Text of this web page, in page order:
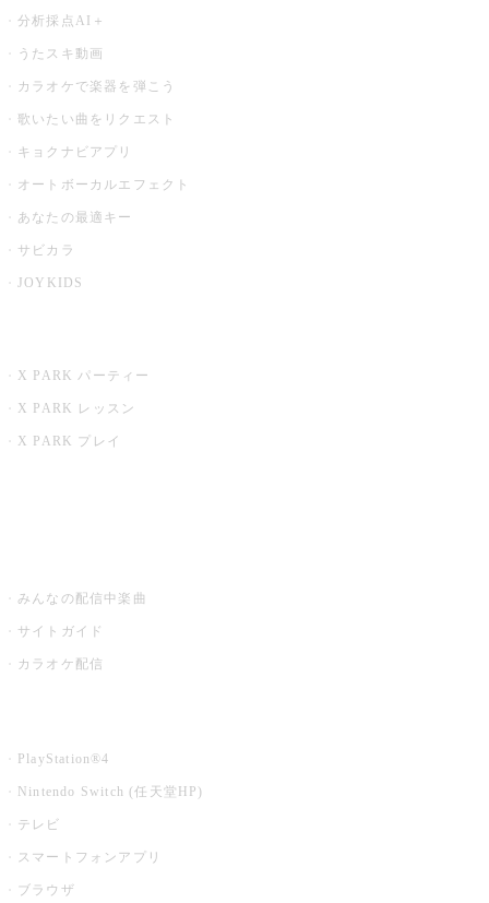
分析採点AI＋
うたスキ動画
カラオケで楽器を弾こう
歌いたい曲をリクエスト
キョクナビアプリ
オートボーカルエフェクト
あなたの最適キー
サビカラ
JOYKIDS
X PARK パーティー
X PARK レッスン
X PARK プレイ
みんなの配信中楽曲
サイトガイド
カラオケ配信
PlayStation®4
Nintendo Switch (任天堂HP)
テレビ
スマートフォンアプリ
ブラウザ